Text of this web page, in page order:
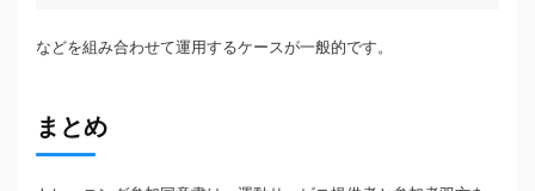
などを組み合わせて運用するケースが一般的です。
まとめ